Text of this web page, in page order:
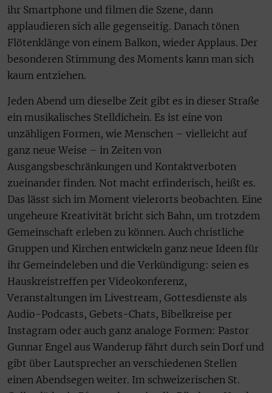
ihr Smartphone und filmen die Szene, dann
applaudieren sich alle gegenseitig. Danach tönen
Flötenklänge von einem Balkon, wieder Applaus. Der
besonderen Stimmung des Moments kann man sich
kaum entziehen.
Jeden Abend um dieselbe Zeit gibt es in dieser Straße
ein musikalisches Stelldichein. Es ist eine von
unzähligen Formen, wie Menschen – vielleicht auf
ganz neue Weise – in Zeiten von
Ausgangsbeschränkungen und Kontaktverboten
zueinander finden. Not macht erfinderisch, heißt es.
Das lässt sich im Moment vielerorts beobachten. Eine
ungeheure Kreativität bricht sich Bahn, um trotzdem
Gemeinschaft erleben zu können. Auch christliche
Gruppen und Kirchen entwickeln ganz neue Ideen für
ihr Gemeindeleben und die Verkündigung: seien es
Hauskreistreffen per Videokonferenz,
Veranstaltungen im Livestream, Gottesdienste als
Audio-Podcasts, Gebets-Chats, Bibelkreise per
Instagram oder auch ganz analoge Formen: Pastor
Gunnar Engel aus Wanderup fährt durch sein Dorf und
gibt über Lautsprecher an verschiedenen Stellen
einen Abendsegen weiter. Im schweizerischen St.